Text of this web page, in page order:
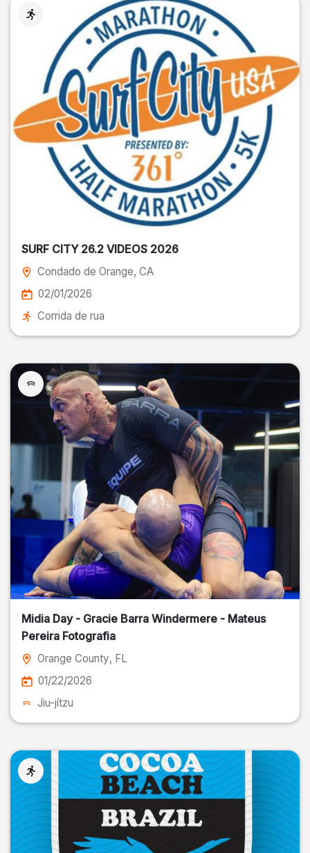
SURF CITY 26.2 VIDEOS 2026
Condado de Orange, CA
02/01/2026
Corrida de rua
Midia Day - Gracie Barra Windermere - Mateus
Pereira Fotografia
Orange County, FL
01/22/2026
Jiu-jítzu